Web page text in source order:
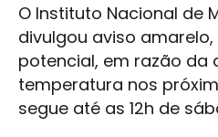
O Instituto Nacional de
divulgou aviso
potencial, em razão da
temperatura nos
segue até as 12h de